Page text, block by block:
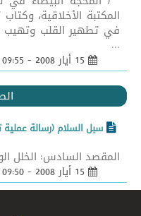
المكتبة الأخلاقية،
في تطهير القلب وتهيب
...
سبل السلام (رسالة عملية
المقصد السادس: الخلل